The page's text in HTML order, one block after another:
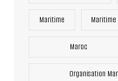
Maritime Maritime
Maroc
Organisation